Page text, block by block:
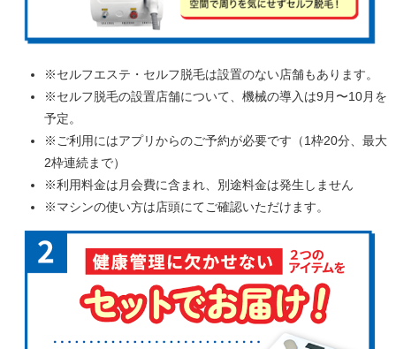
※セルフエステ・セルフ脱毛は設置のない店舗もあります。
※セルフ脱毛の設置店舗について、機械の導入は9月〜10月を
予定。
※ご利用にはアプリからのご予約が必要です（1枠20分、最大
2枠連続まで）
※利用料金は月会費に含まれ、別途料金は発生しません
※マシンの使い方は店頭にてご確認いただけます。